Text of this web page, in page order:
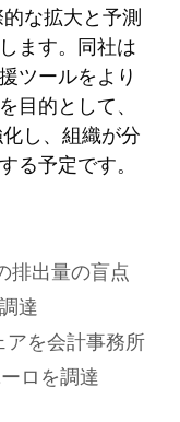
な拡大と予測
ます。同社は
ツールをより
目的として、
し、組織が分
る予定です。
排出量の盲点
達
アを会計事務所
ロを調達